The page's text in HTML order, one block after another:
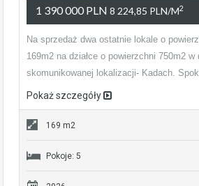
1 390 000 PLN 8 224,85 PLN/m2
Na sprzedaż dwa ostatnie lokale o
169m2 na działce o powierzchni 750m2 w
skomunikowanej lokalizacji- Kadach.
Pokaż szczegóły
169 m2
Pokoje: 5